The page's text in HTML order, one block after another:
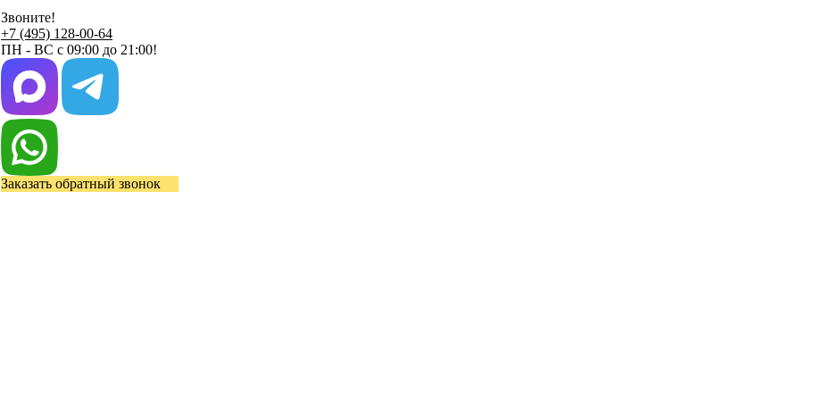
Звоните!
+7 (495) 128-00-64
ПН - ВС с 09:00 до 21:00!
Заказать обратный звонок